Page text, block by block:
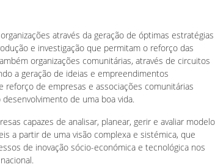
através da geração de óptimas estratégias
e investigação que permitam o reforço das
organizações comunitárias, através de circuitos
a geração de ideias e empreendimentos
reforço de empresas e associações comunitárias
de uma boa vida.
capazes de analisar, planear, gerir e avaliar
a partir de uma visão complexa e sistémica, que
de inovação sócio-económica e tecnológica nos